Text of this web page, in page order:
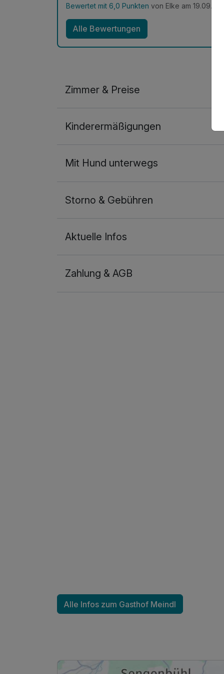
Bewertet mit 6,0 Punkten von Elke am 19.09.2025
Alle Bewertungen
Zimmer & Preise
2 Erwachsene und 1 Kind
Für 3 Tage
Kinderermäßigungen
Mit Hund unterwegs
Storno & Gebühren
Aktuelle Infos
Zahlung & AGB
Alle Infos zum Gasthof Meindl